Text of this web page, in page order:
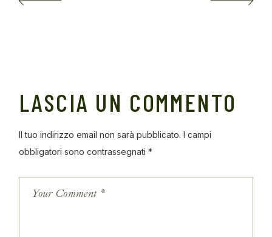
LASCIA UN COMMENTO
Il tuo indirizzo email non sarà pubblicato. I campi
obbligatori sono contrassegnati*